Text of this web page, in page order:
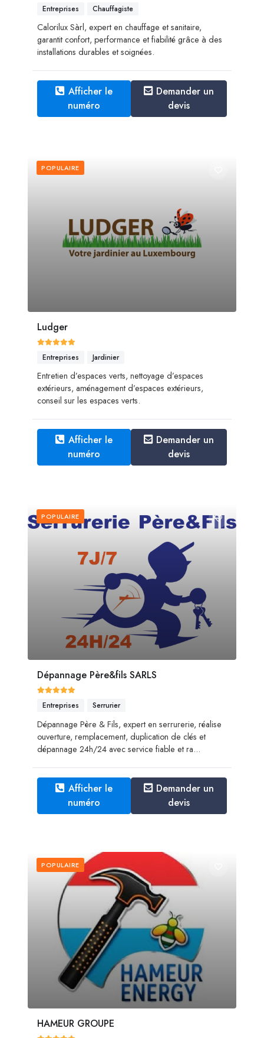
Entreprises Chauffagiste
Calorilux Sàrl, expert en chauffage et sanitaire,
garantit confort, performance et fiabilité grâce à des
installations durables et soignées.
Afficher le
numéro
Demander un
devis
POPULAIRE
Ludger
Entreprises Jardinier
Entretien d’espaces verts, nettoyage d’espaces
extérieurs, aménagement d’espaces extérieurs,
conseil sur les espaces verts.
Afficher le
numéro
Demander un
devis
POPULAIRE
Dépannage Père&fils SARLS
Entreprises Serrurier
Dépannage Père & Fils, expert en serrurerie, réalise
ouverture, remplacement, duplication de clés et
dépannage 24h/24 avec service fiable et ra...
Afficher le
numéro
Demander un
devis
POPULAIRE
HAMEUR GROUPE